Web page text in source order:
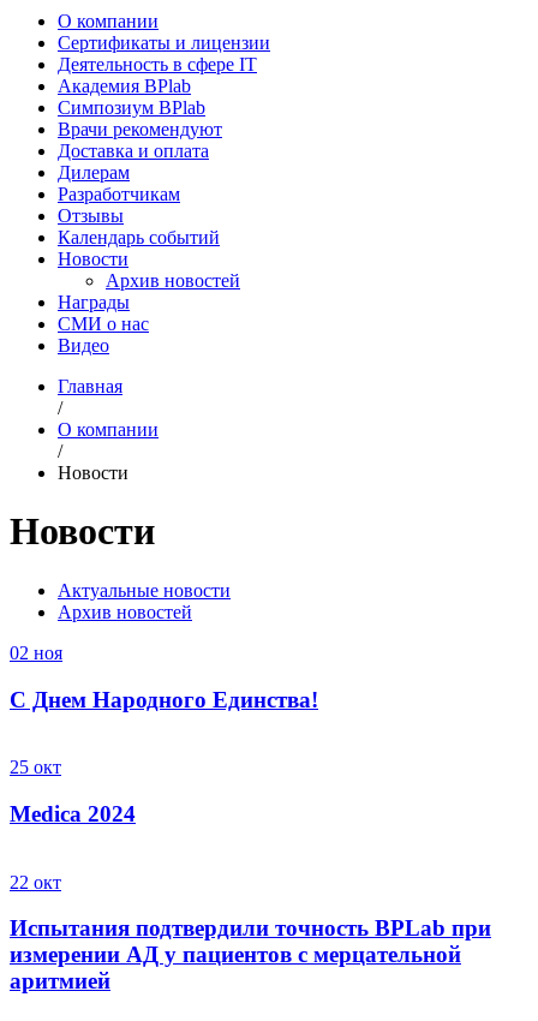
О компании
Сертификаты и лицензии
Деятельность в сфере IT
Академия BPlab
Симпозиум BPlab
Врачи рекомендуют
Доставка и оплата
Дилерам
Разработчикам
Отзывы
Календарь событий
Новости
Архив новостей
Награды
СМИ о нас
Видео
Главная
/
О компании
/
Новости
Новости
Актуальные новости
Архив новостей
02 ноя
С Днем Народного Единства!
25 окт
Medica 2024
22 окт
Испытания подтвердили точность BPLab при
измерении АД у пациентов с мерцательной
аритмией